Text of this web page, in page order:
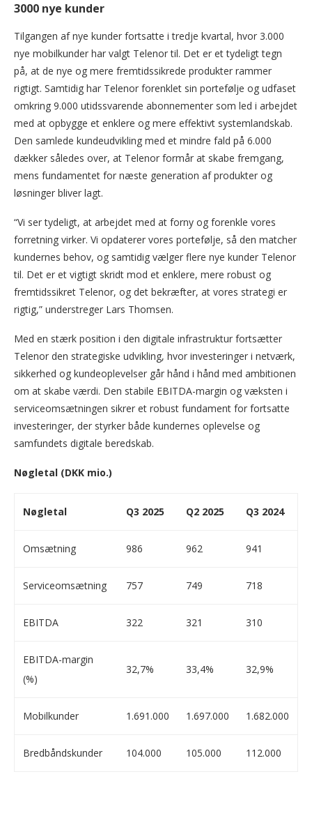
3000 nye kunder
Tilgangen af nye kunder fortsatte i tredje kvartal, hvor 3.000
nye mobilkunder har valgt Telenor til. Det er et tydeligt tegn
på, at de nye og mere fremtidssikrede produkter rammer
rigtigt. Samtidig har Telenor forenklet sin portefølje og udfaset
omkring 9.000 utidssvarende abonnementer som led i arbejdet
med at opbygge et enklere og mere effektivt systemlandskab.
Den samlede kundeudvikling med et mindre fald på 6.000
dækker således over, at Telenor formår at skabe fremgang,
mens fundamentet for næste generation af produkter og
løsninger bliver lagt.
“Vi ser tydeligt, at arbejdet med at forny og forenkle vores
forretning virker. Vi opdaterer vores portefølje, så den matcher
kundernes behov, og samtidig vælger flere nye kunder Telenor
til. Det er et vigtigt skridt mod et enklere, mere robust og
fremtidssikret Telenor, og det bekræfter, at vores strategi er
rigtig,” understreger Lars Thomsen.
Med en stærk position i den digitale infrastruktur fortsætter
Telenor den strategiske udvikling, hvor investeringer i netværk,
sikkerhed og kundeoplevelser går hånd i hånd med ambitionen
om at skabe værdi. Den stabile EBITDA-margin og væksten i
serviceomsætningen sikrer et robust fundament for fortsatte
investeringer, der styrker både kundernes oplevelse og
samfundets digitale beredskab.
Nøgletal (DKK mio.)
Nøgletal Q3 2025 Q2 2025 Q3 2024
Omsætning 986 962 941
Serviceomsætning 757 749 718
EBITDA 322 321 310
EBITDA-margin
(%)
32,7% 33,4% 32,9%
Mobilkunder 1.691.000 1.697.000 1.682.000
Bredbåndskunder 104.000 105.000 112.000